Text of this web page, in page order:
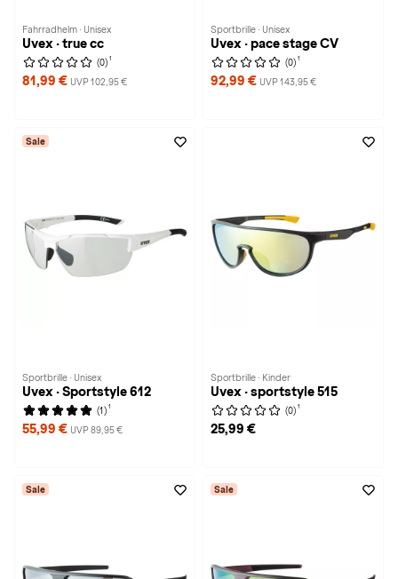
Fahrradhelm · Unisex
Uvex · true cc
(0) 1
81,99 € UVP 102,95 €
Sportbrille · Unisex
Uvex · pace stage CV
(0) 1
92,99 € UVP 143,95 €
Sale
Sportbrille · Unisex
Uvex · Sportstyle 612
(1) 1
55,99 € UVP 89,95 €
Sportbrille · Kinder
Uvex · sportstyle 515
(0) 1
25,99 €
Sale Sale